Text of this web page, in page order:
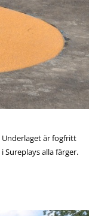
är fogfritt
alla färger.